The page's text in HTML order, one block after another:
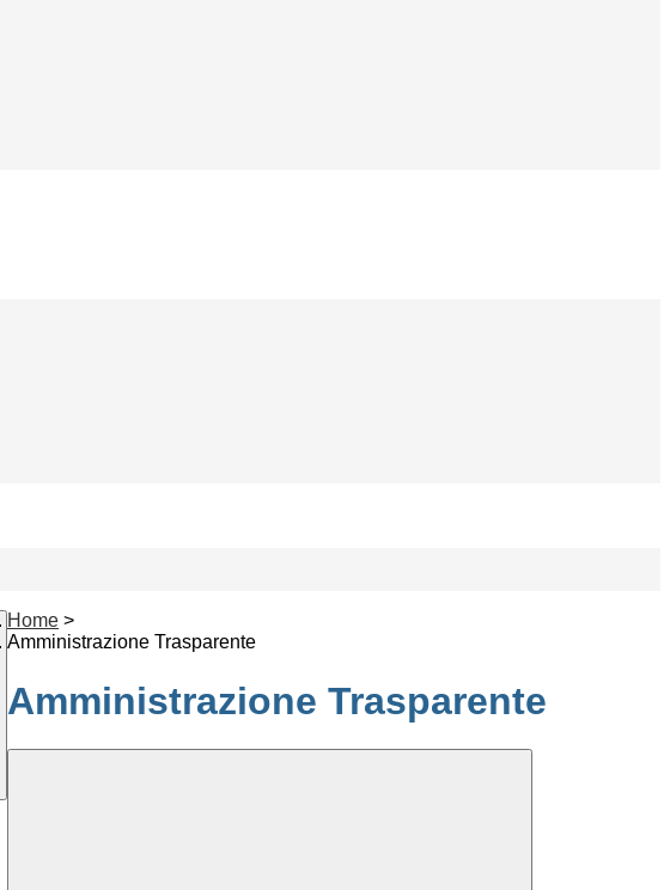
Home >
Amministrazione Trasparente
Amministrazione Trasparente